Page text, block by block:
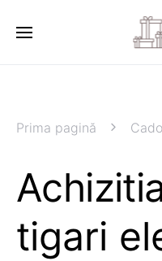
Prima pagină
tigari